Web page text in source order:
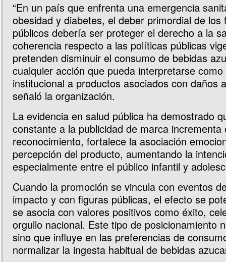
“En un país que enfrenta una emergencia
obesidad y diabetes, el deber primordial de los
públicos debería ser proteger el derecho a la
coherencia respecto a las políticas públicas
pretenden disminuir el consumo de bebidas
cualquier acción que pueda interpretarse
institucional a productos asociados con daños
señaló la organización.
La evidencia en salud pública ha demostrado
constante a la publicidad de marca incrementa
reconocimiento, fortalece la asociación
percepción del producto, aumentando la
especialmente entre el público infantil y
Cuando la promoción se vincula con eventos
impacto y con figuras públicas, el efecto se
se asocia con valores positivos como éxito,
orgullo nacional. Este tipo de posicionamiento
sino que influye en las preferencias de
normalizar la ingesta habitual de bebidas